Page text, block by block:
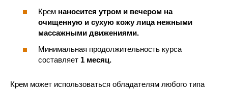
Крем наносится утром и вечером на
очищенную и сухую кожу лица нежными
массажными движениями.
Минимальная продолжительность курса
составляет 1 месяц.
Крем может использоваться обладателям любого типа